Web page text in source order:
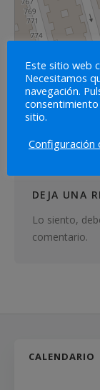
COMENTARIOS
DEJA UNA
Lo siento,
comentario.
CALENDARIO
Este sitio web
Necesitamos
navegación.
sitio.
Configuración